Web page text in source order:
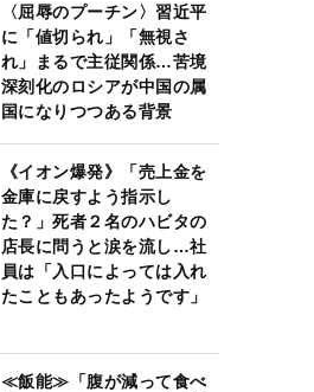
〈屈辱のプーチン〉習近平
に「値切られ」「無視さ
れ」まるで主従関係…苦境
深刻化のロシアが中国の属
国になりつつある背景
《イオン爆発》「売上金を
金庫に戻すよう指示し
た？」死者２名のハビタの
店長に問うと涙を流し…社
員は「入口によっては入れ
たこともあったようです」
≪飯能≫「腹が減って食べ